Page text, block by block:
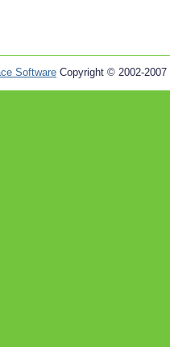
Software Copyright © 2002-2007